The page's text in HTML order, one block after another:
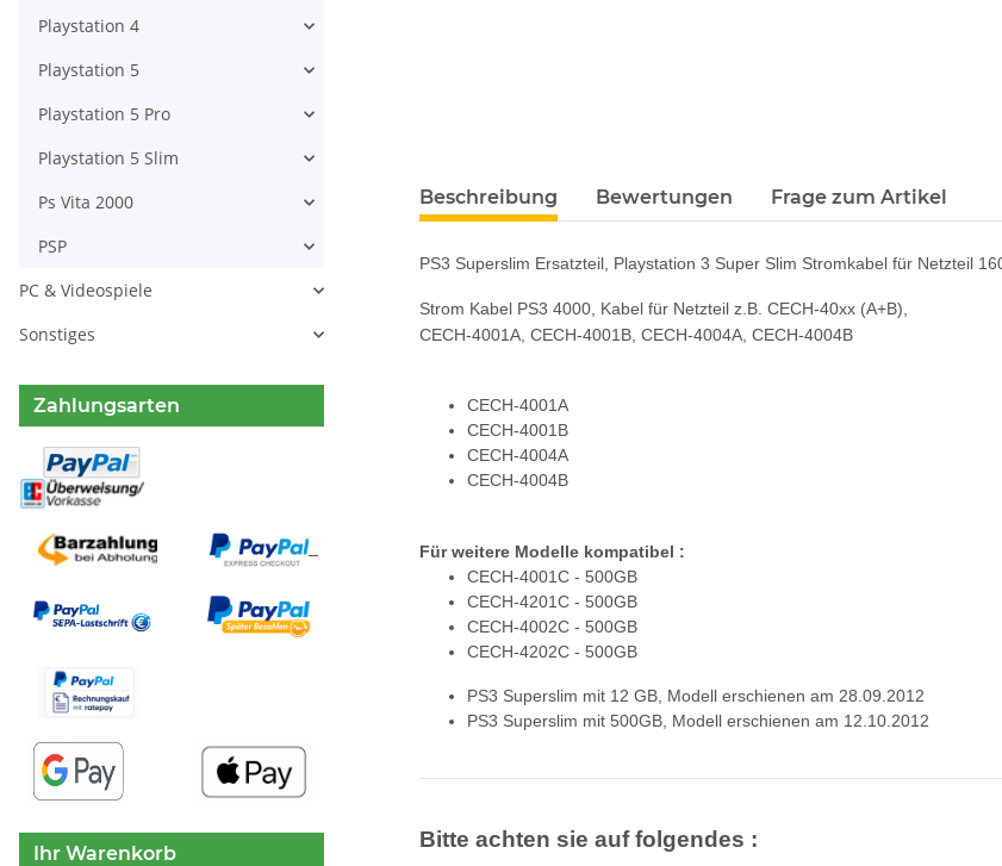
weitere Registerkarten anzeigen
Beschreibung Bewertungen Frage zum Artikel
PS3 Superslim Ersatzteil, Playstation 3 Super Slim Stromkabel für Netzteil
Strom Kabel PS3 4000, Kabel für Netzteil z.B. CECH-40xx (A+B),
CECH-4001A, CECH-4001B, CECH-4004A, CECH-4004B
CECH-4001A
CECH-4001B
CECH-4004A
CECH-4004B
Für weitere Modelle kompatibel :
CECH-4001C - 500GB
CECH-4201C - 500GB
CECH-4002C - 500GB
CECH-4202C - 500GB
PS3 Superslim mit 12 GB, Modell erschienen am 28.09.2012
PS3 Superslim mit 500GB, Modell erschienen am 12.10.2012
Bitte achten sie auf folgendes :
Playstation 4
Playstation 5
Playstation 5 Pro
Playstation 5 Slim
Ps Vita 2000
PSP
PC & Videospiele
Sonstiges
Zahlungsarten
Ihr Warenkorb